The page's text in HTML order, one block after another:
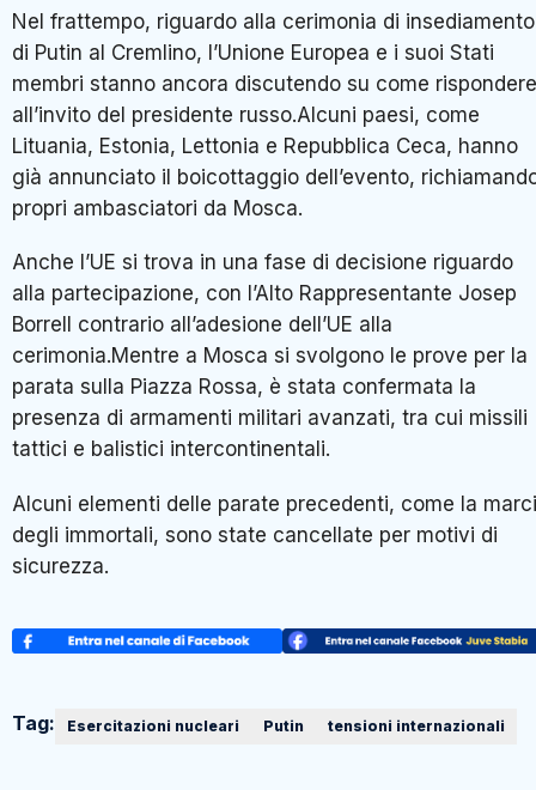
Nel frattempo, riguardo alla cerimonia di insediamento
di Putin al Cremlino, l’Unione Europea e i suoi Stati
membri stanno ancora discutendo su come rispondere
all’invito del presidente russo.Alcuni paesi, come
Lituania, Estonia, Lettonia e Repubblica Ceca, hanno
già annunciato il boicottaggio dell’evento,
propri ambasciatori da Mosca.
Anche l’UE si trova in una fase di decisione riguardo
alla partecipazione, con l’Alto Rappresentante Josep
Borrell contrario all’adesione dell’UE alla
cerimonia.Mentre a Mosca si svolgono le prove per la
parata sulla Piazza Rossa, è stata confermata la
presenza di armamenti militari avanzati, tra cui missili
tattici e balistici intercontinentali.
Alcuni elementi delle parate precedenti, come la
degli immortali, sono state cancellate per motivi di
sicurezza.
Tag: Esercitazioni nucleari Putin tensioni internazionali